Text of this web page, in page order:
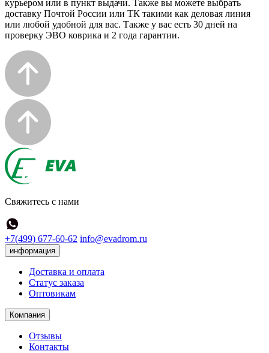
курьером или в пункт выдачи. Также вы можете выбрать
доставку Почтой России или ТК такими как деловая линия
или любой удобной для вас. Также у вас есть 30 дней на
проверку ЭВО коврика и 2 года гарантии.
Свяжитесь с нами
+7(499) 677-60-62 info@evadrom.ru
информация
Доставка и оплата
Статус заказа
Оптовикам
Компания
Отзывы
Контакты